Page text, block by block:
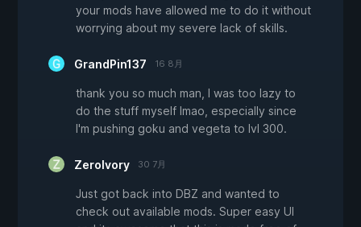
your mods have allowed me to do it without
worrying about my severe lack of skills.
GrandPin137 16 8月
thank you so much man, I was too lazy to
do the stuff myself lmao, especially since
I'm pushing goku and vegeta to lvl 300.
ZeroIvory 30 7月
Just got back into DBZ and wanted to
check out available mods. Super easy UI